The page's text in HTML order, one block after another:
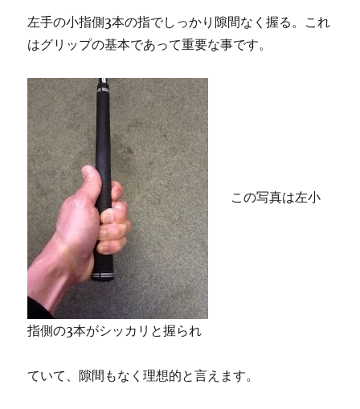
左手の小指側3本の指でしっかり隙間なく握る。これ
はグリップの基本であって重要な事です。
この写真は左小
指側の3本がシッカリと握られ
ていて、隙間もなく理想的と言えます。